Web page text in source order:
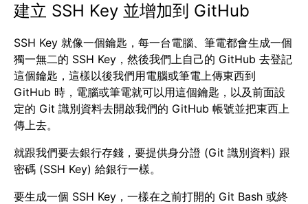
建立 SSH Key 並增加到 GitHub
SSH Key 就像一個鑰匙，每一台電腦、筆電都會生成一個
獨一無二的 SSH Key，然後我們上自己的 GitHub 去登記
這個鑰匙，這樣以後我們用電腦或筆電上傳東西到
GitHub 時，電腦或筆電就可以用這個鑰匙，以及前面設
定的 Git 識別資料去開啟我們的 GitHub 帳號並把東西上
傳上去。
就跟我們要去銀行存錢，要提供身分證 (Git 識別資料) 跟
密碼 (SSH Key) 給銀行一樣。
要生成一個 SSH Key，一樣在之前打開的 Git Bash 或終